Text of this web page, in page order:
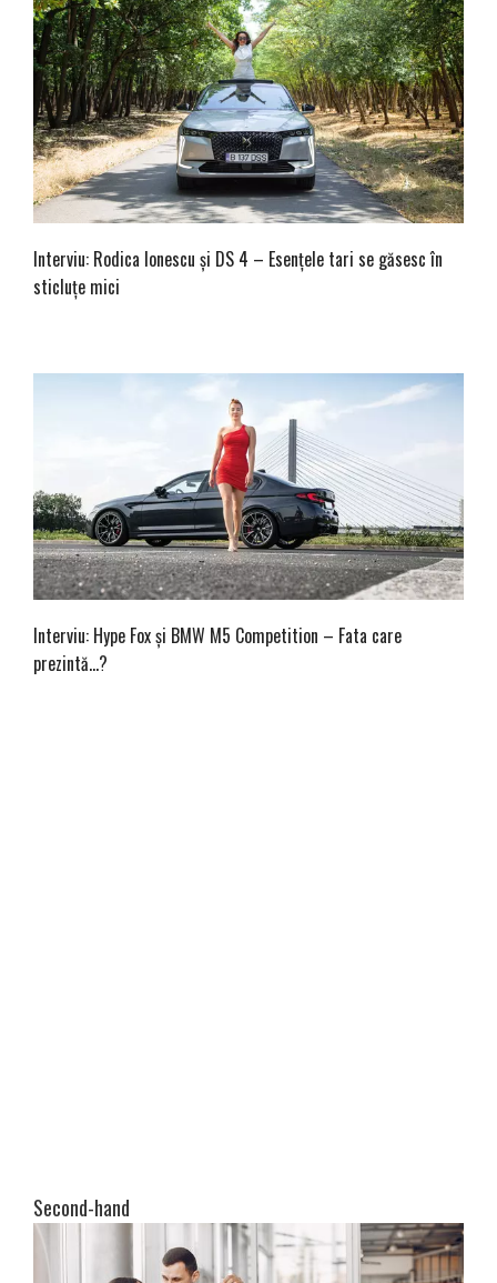
Interviu: Rodica Ionescu și DS 4 – Esențele tari se găsesc în
sticluțe mici
Interviu: Hype Fox și BMW M5 Competition – Fata care
prezintă…?
Second-hand